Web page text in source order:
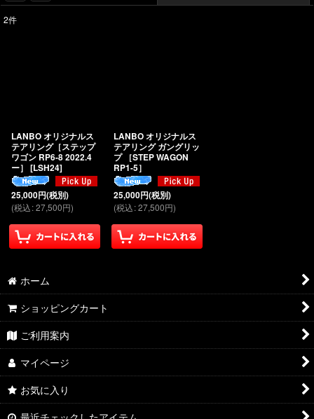
2件
LANBO オリジナルス
テアリング［ステップ
ワゴン RP6-8 2022.4
ー］ [LSH24]
25,000円(税別)
(税込:27,500円)
LANBO オリジナルス
テアリング ガングリッ
プ ［STEP WAGON
RP1-5］
25,000円(税別)
(税込:27,500円)
ホーム
ショッピングカート
ご利用案内
マイページ
お気に入り